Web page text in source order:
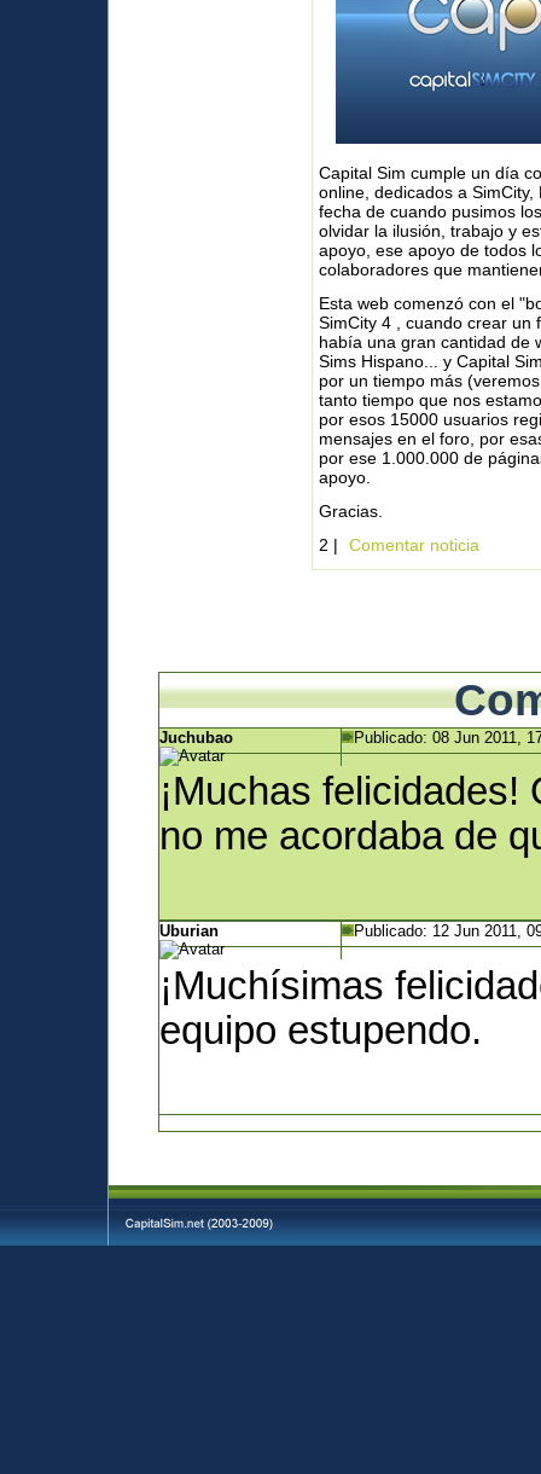
Capital Sim cumple un día
online, dedicados a
fecha de cuando pusimos
olvidar la ilusión, trabajo y
apoyo, ese apoyo de todos
colaboradores que
Esta web comenzó con el
SimCity 4 , cuando crear un
había una gran cantidad de
Sims Hispano... y Capital
por un tiempo más
tanto tiempo que nos
por esos 15000 usuarios
mensajes en el foro, por
por ese 1.000.000 de
apoyo.
Gracias.
2 |
Comentar noticia
Juchubao Publicado: 08 Jun 2011,
¡Muchas
no me acordaba de
Uburian Publicado: 12 Jun 2011,
¡Muchísimas
equipo estupendo.